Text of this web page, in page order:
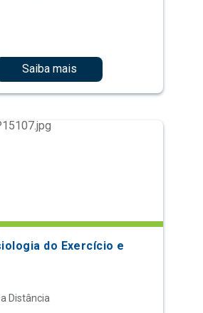
Saiba mais
do Exercício e
Distância